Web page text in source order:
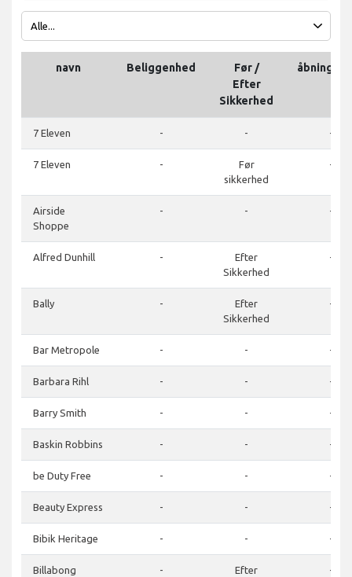
navn Beliggenhed
Før /
Efter
Sikkerhed
7 Eleven - - -
7 Eleven -
Før
sikkerhed
-
Airside
Shoppe
- - -
Alfred Dunhill -
Efter
Sikkerhed
-
Bally -
Efter
Sikkerhed
-
Bar Metropole - - -
Barbara Rihl - - -
Barry Smith - - -
Baskin Robbins - - -
be Duty Free - - -
Beauty Express - - -
Bibik Heritage - - -
Billabong -
Efter
-